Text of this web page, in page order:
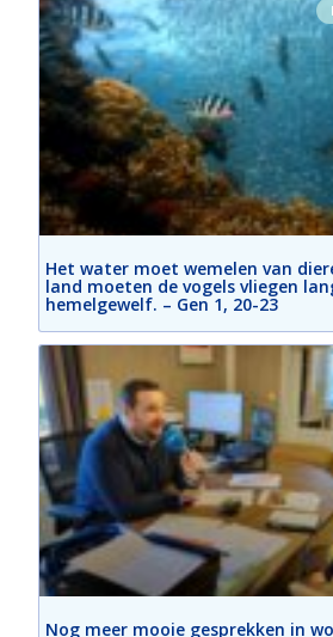
Het water moet wemelen van
land moeten de vogels vliegen
hemelgewelf. – Gen 1, 20-23
Nog meer mooie gesprekken in